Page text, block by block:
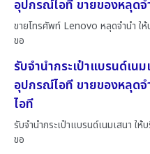
อุปกรณ์ไอที ขายของหลุดจ
ขายโทรศัพท์ Lenovo หลุดจำนำ ให้
ขอ
รับจำนำกระเป๋าแบรนด์เน
อุปกรณ์ไอที ขายของหลุด
ไอที
รับจำนำกระเป๋าแบรนด์เนมเสนา ใ
ขอ